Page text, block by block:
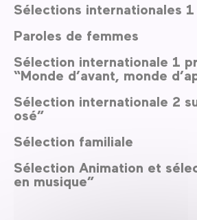
Sélections internationales
Paroles de femmes
Sélection internationale 1
“Monde d’avant, monde
Sélection internationale 2
osé”
Sélection familiale
Sélection Animation et
en musique”